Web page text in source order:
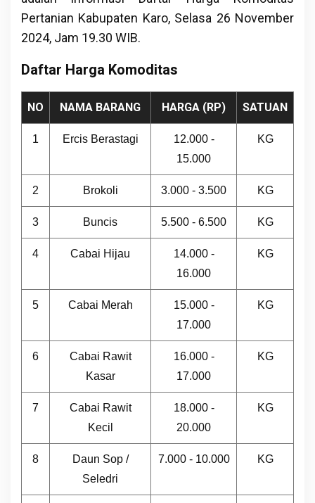
Pertanian Kabupaten Karo, Selasa 26 November
2024, Jam 19.30 WIB.
Daftar Harga Komoditas
NO NAMA BARANG HARGA (RP) SATUAN
1 Ercis Berastagi
12.000 -
15.000
KG
2 Brokoli 3.000 - 3.500 KG
3 Buncis 5.500 - 6.500 KG
4 Cabai Hijau
14.000 -
16.000
KG
5 Cabai Merah
15.000 -
17.000
KG
6
Cabai Rawit
Kasar
16.000 -
17.000
KG
7
Cabai Rawit
Kecil
18.000 -
20.000
KG
8
Daun Sop /
Seledri
7.000 - 10.000 KG